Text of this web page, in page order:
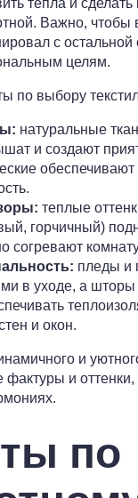
тепла и
Важно, чтобы
с остальной
целям.
по выбору
натуральные
и создают
обеспечивают
теплые
горчичный)
согревают
пледы и
в уходе, а
и окон.
и
фактуры и оттенки,
по